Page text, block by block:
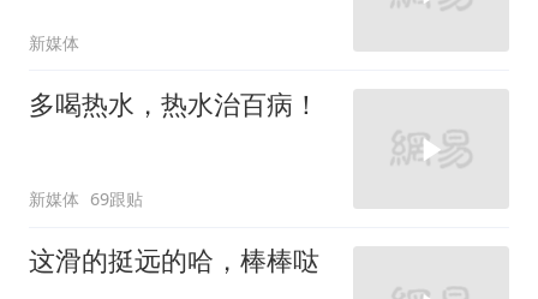
新媒体
多喝热水，热水治百病！
新媒体 69跟贴
这滑的挺远的哈，棒棒哒